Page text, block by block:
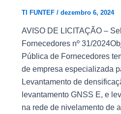
TI FUNTEF / dezembro 6, 2024
AVISO DE LICITAÇÃO –
Fornecedores nº 31/
Pública de Fornecedores
de empresa especializada
Levantamento de
levantamento GNSS E, e
na rede de nivelamento de